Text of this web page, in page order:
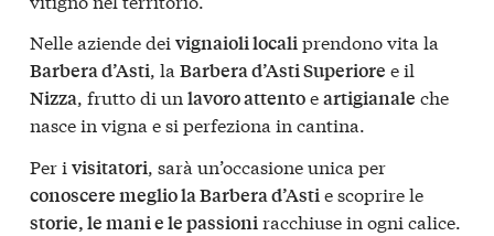
Nelle aziende dei vignaioli localiprendono vita la
Barbera d’Asti, la Barbera d’Asti Superiore e il
Nizza, frutto di un lavoro attentoeartigianale che
nasce in vigna e si perfeziona in cantina.
Per i visitatori, sarà un’occasione unica per
conoscere meglio la Barbera d’Astie scoprire le
storie, le mani e le passioniracchiuse in ogni calice.